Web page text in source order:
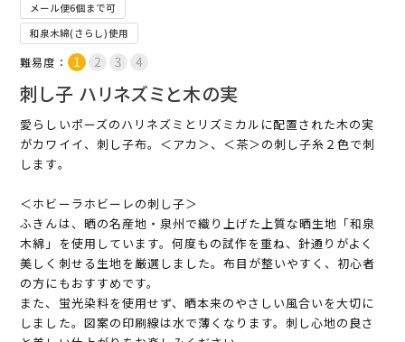
メール便6個まで可
和泉木綿(さらし)使用
難易度：
刺し子 ハリネズミと木の実
愛らしいポーズのハリネズミとリズミカルに配置された木の実
がカワイイ、刺し子布。＜アカ＞、＜茶＞の刺し子糸２色で刺
します。
＜ホビーラホビーレの刺し子＞
ふきんは、晒の名産地・泉州で織り上げた上質な晒生地「和泉
木綿」を使用しています。何度もの試作を重ね、針通りがよく
美しく刺せる生地を厳選しました。布目が整いやすく、初心者
の方にもおすすめです。
また、蛍光染料を使用せず、晒本来のやさしい風合いを大切に
しました。図案の印刷線は水で薄くなります。刺し心地の良さ